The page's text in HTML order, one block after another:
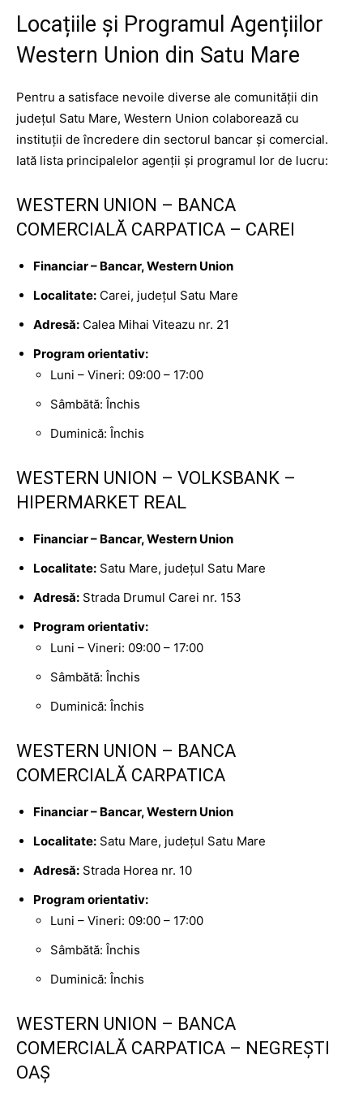
Locațiile și Programul Agențiilor
Western Union din Satu Mare
Pentru a satisface nevoile diverse ale comunității din
județul Satu Mare, Western Union colaborează cu
instituții de încredere din sectorul bancar și comercial.
Iată lista principalelor agenții și programul lor de lucru:
WESTERN UNION – BANCA
COMERCIALĂ CARPATICA – CAREI
Financiar – Bancar, Western Union
Localitate: Carei, județul Satu Mare
Adresă: Calea Mihai Viteazu nr. 21
Program orientativ:
Luni – Vineri: 09:00 – 17:00
Sâmbătă: Închis
Duminică: Închis
WESTERN UNION – VOLKSBANK –
HIPERMARKET REAL
Financiar – Bancar, Western Union
Localitate: Satu Mare, județul Satu Mare
Adresă: Strada Drumul Carei nr. 153
Program orientativ:
Luni – Vineri: 09:00 – 17:00
Sâmbătă: Închis
Duminică: Închis
WESTERN UNION – BANCA
COMERCIALĂ CARPATICA
Financiar – Bancar, Western Union
Localitate: Satu Mare, județul Satu Mare
Adresă: Strada Horea nr. 10
Program orientativ:
Luni – Vineri: 09:00 – 17:00
Sâmbătă: Închis
Duminică: Închis
WESTERN UNION – BANCA
COMERCIALĂ CARPATICA – NEGREȘTI
OAȘ